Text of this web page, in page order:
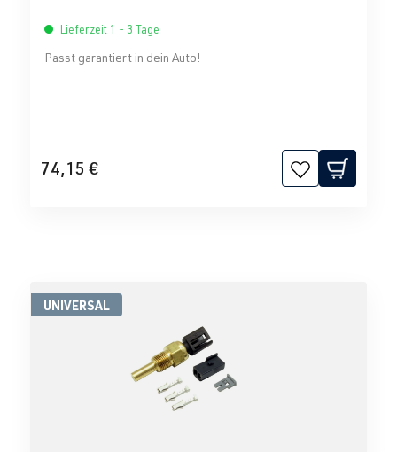
Lieferzeit 1 - 3 Tage
Passt garantiert in dein Auto!
74,15 €
UNIVERSAL